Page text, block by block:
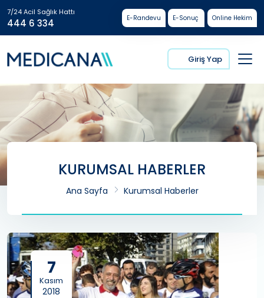
7/24 Acil Sağlık Hattı
444 6 334 E-Randevu E-Sonuç Online Hekim
Giriş Yap
KURUMSAL HABERLER
Ana Sayfa Kurumsal Haberler
7
Kasım
2018